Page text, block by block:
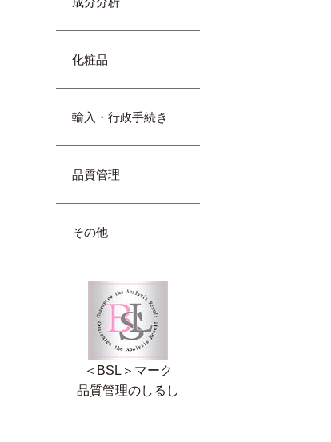
化粧品
輸入・行政手続き
品質管理
その他
＜BSL＞マーク
品質管理のしるし